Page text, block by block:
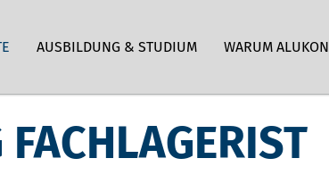
AUSBILDUNG & STUDIUM WARUM ALUKON